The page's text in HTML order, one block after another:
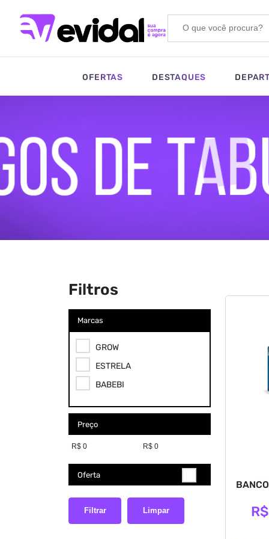
OFERTAS DESTAQUES
Filtros
Marcas
GROW
ESTRELA
BABEBI
Preço
Oferta
Filtrar Limpar